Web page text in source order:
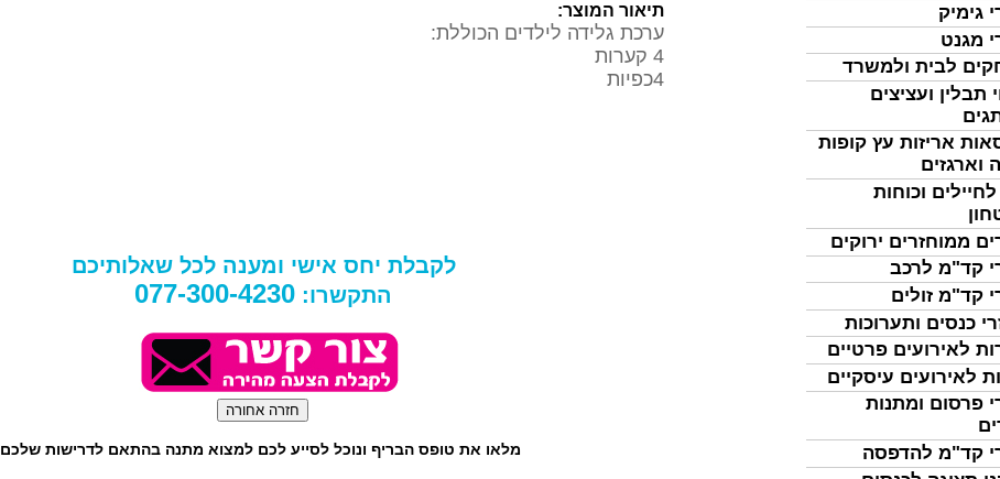
גימיק
מגנט
לבית ולמשרד
תבלין ועציצים
אריזות עץ קופות
וארגזים
לחיילים וכוחות
ממוחזרים ירוקים
קד"מ לרכב
קד"מ זולים
כנסים ותערוכות
לאירועים פרטיים
לאירועים עיסקיים
פרסום ומתנות
קד"מ להדפסה
תיאור המוצר:
ערכת גלידה לילדים הכוללת:
4 קערות
4כפיות
לקבלת יחס אישי ומענה לכל שאלותיכם
התקשרו: 077-300-4230
מלאו את טופס הבריף ונוכל לסייע לכם למצוא מתנה בהתאם לדרישות שלכם